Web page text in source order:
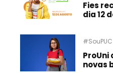
Fies
dia 12
#SouPUC
novas